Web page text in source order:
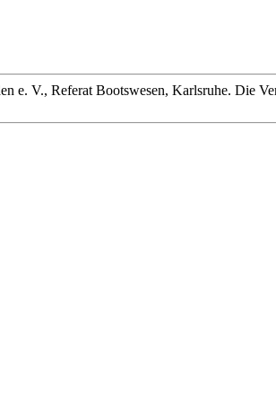
V., Referat Bootswesen, Karlsruhe. Die